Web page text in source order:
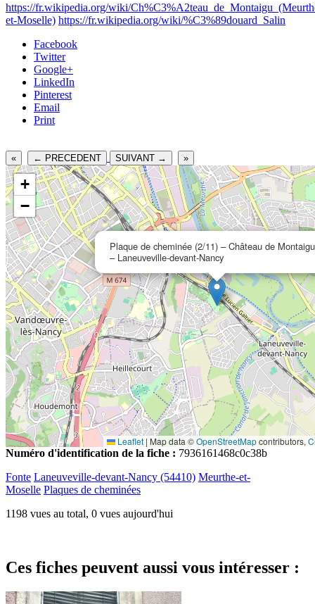
https://fr.wikipedia.org/wiki/
et-Moselle) https://fr.wikipedia.org/wiki/%C3%89douard_Salin
Facebook
Twitter
Google+
LinkedIn
Pinterest
Email
Print
« ← PRECEDENT SUIVANT → »
Plaque de cheminée (2/11) – Château de Montaigu
– Laneuveville-devant-Nancy
+
−
Leaflet | Map data ©OpenStreetMapcontributors,
Numéro d'identification de la fiche : 7936161468c0c38b
Fonte Laneuveville-devant-Nancy (54410) Meurthe-et-
Moselle Plaques de cheminées
1198 vues au total, 0 vues aujourd'hui
Ces fiches peuvent aussi vous intéresser :